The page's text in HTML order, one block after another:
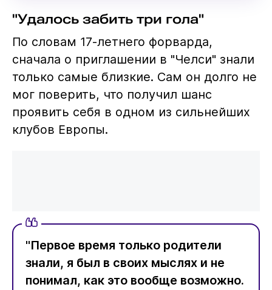
"Удалось забить три гола"
По словам 17-летнего форварда,
сначала о приглашении в "Челси" знали
только самые близкие. Сам он долго не
мог поверить, что получил шанс
проявить себя в одном из сильнейших
клубов Европы.
"Первое время только родители
знали, я был в своих мыслях и не
понимал, как это вообще возможно.